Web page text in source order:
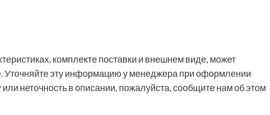
комплекте поставки и внешнем виде, может
Уточняйте эту информацию у менеджера при оформлении
неточность в описании, пожалуйста, сообщите нам об этом